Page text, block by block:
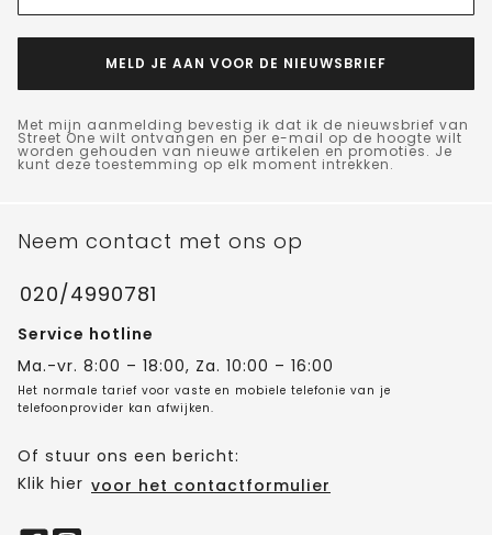
MELD JE AAN VOOR DE NIEUWSBRIEF
Met mijn aanmelding bevestig ik dat ik de nieuwsbrief van
Street One wilt ontvangen en per e-mail op de hoogte wilt
worden gehouden van nieuwe artikelen en promoties. Je
kunt deze toestemming op elk moment intrekken.
Neem contact met ons op
020/4990781
Service hotline
Ma.-vr. 8:00 – 18:00, Za. 10:00 – 16:00
Het normale tarief voor vaste en mobiele telefonie van je
telefoonprovider kan afwijken.
Of stuur ons een bericht:
Klik hier voor het contactformulier